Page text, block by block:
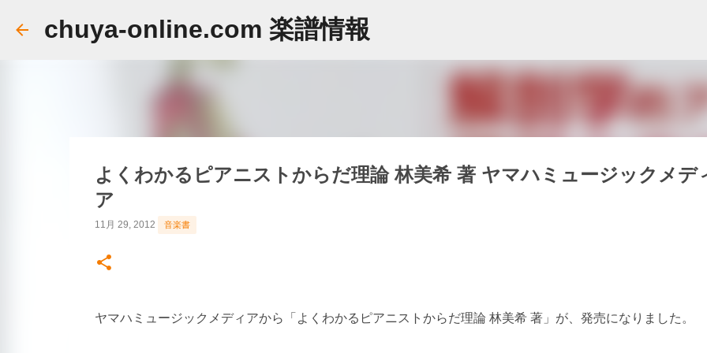
chuya-online.com 楽譜情報
よくわかるピアニストからだ理論 林美希 著 ヤマハミュージックメデ
ア
11月 29, 2012 音楽書
ヤマハミュージックメディアから「よくわかるピアニストからだ理論 林美希 著」が、発売になりました。